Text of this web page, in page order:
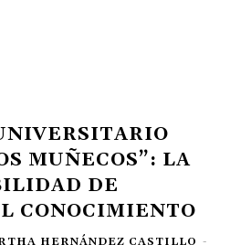
MUÑECOS”: LA
DE
CONOCIMIENTO
HERNÁNDEZ CASTILLO -